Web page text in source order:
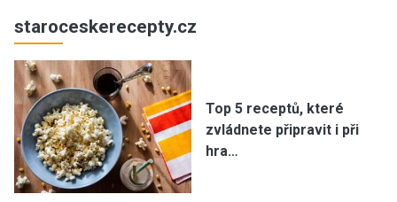
staroceskerecepty.cz
Top 5 receptů, které
zvládnete připravit i při
hra…